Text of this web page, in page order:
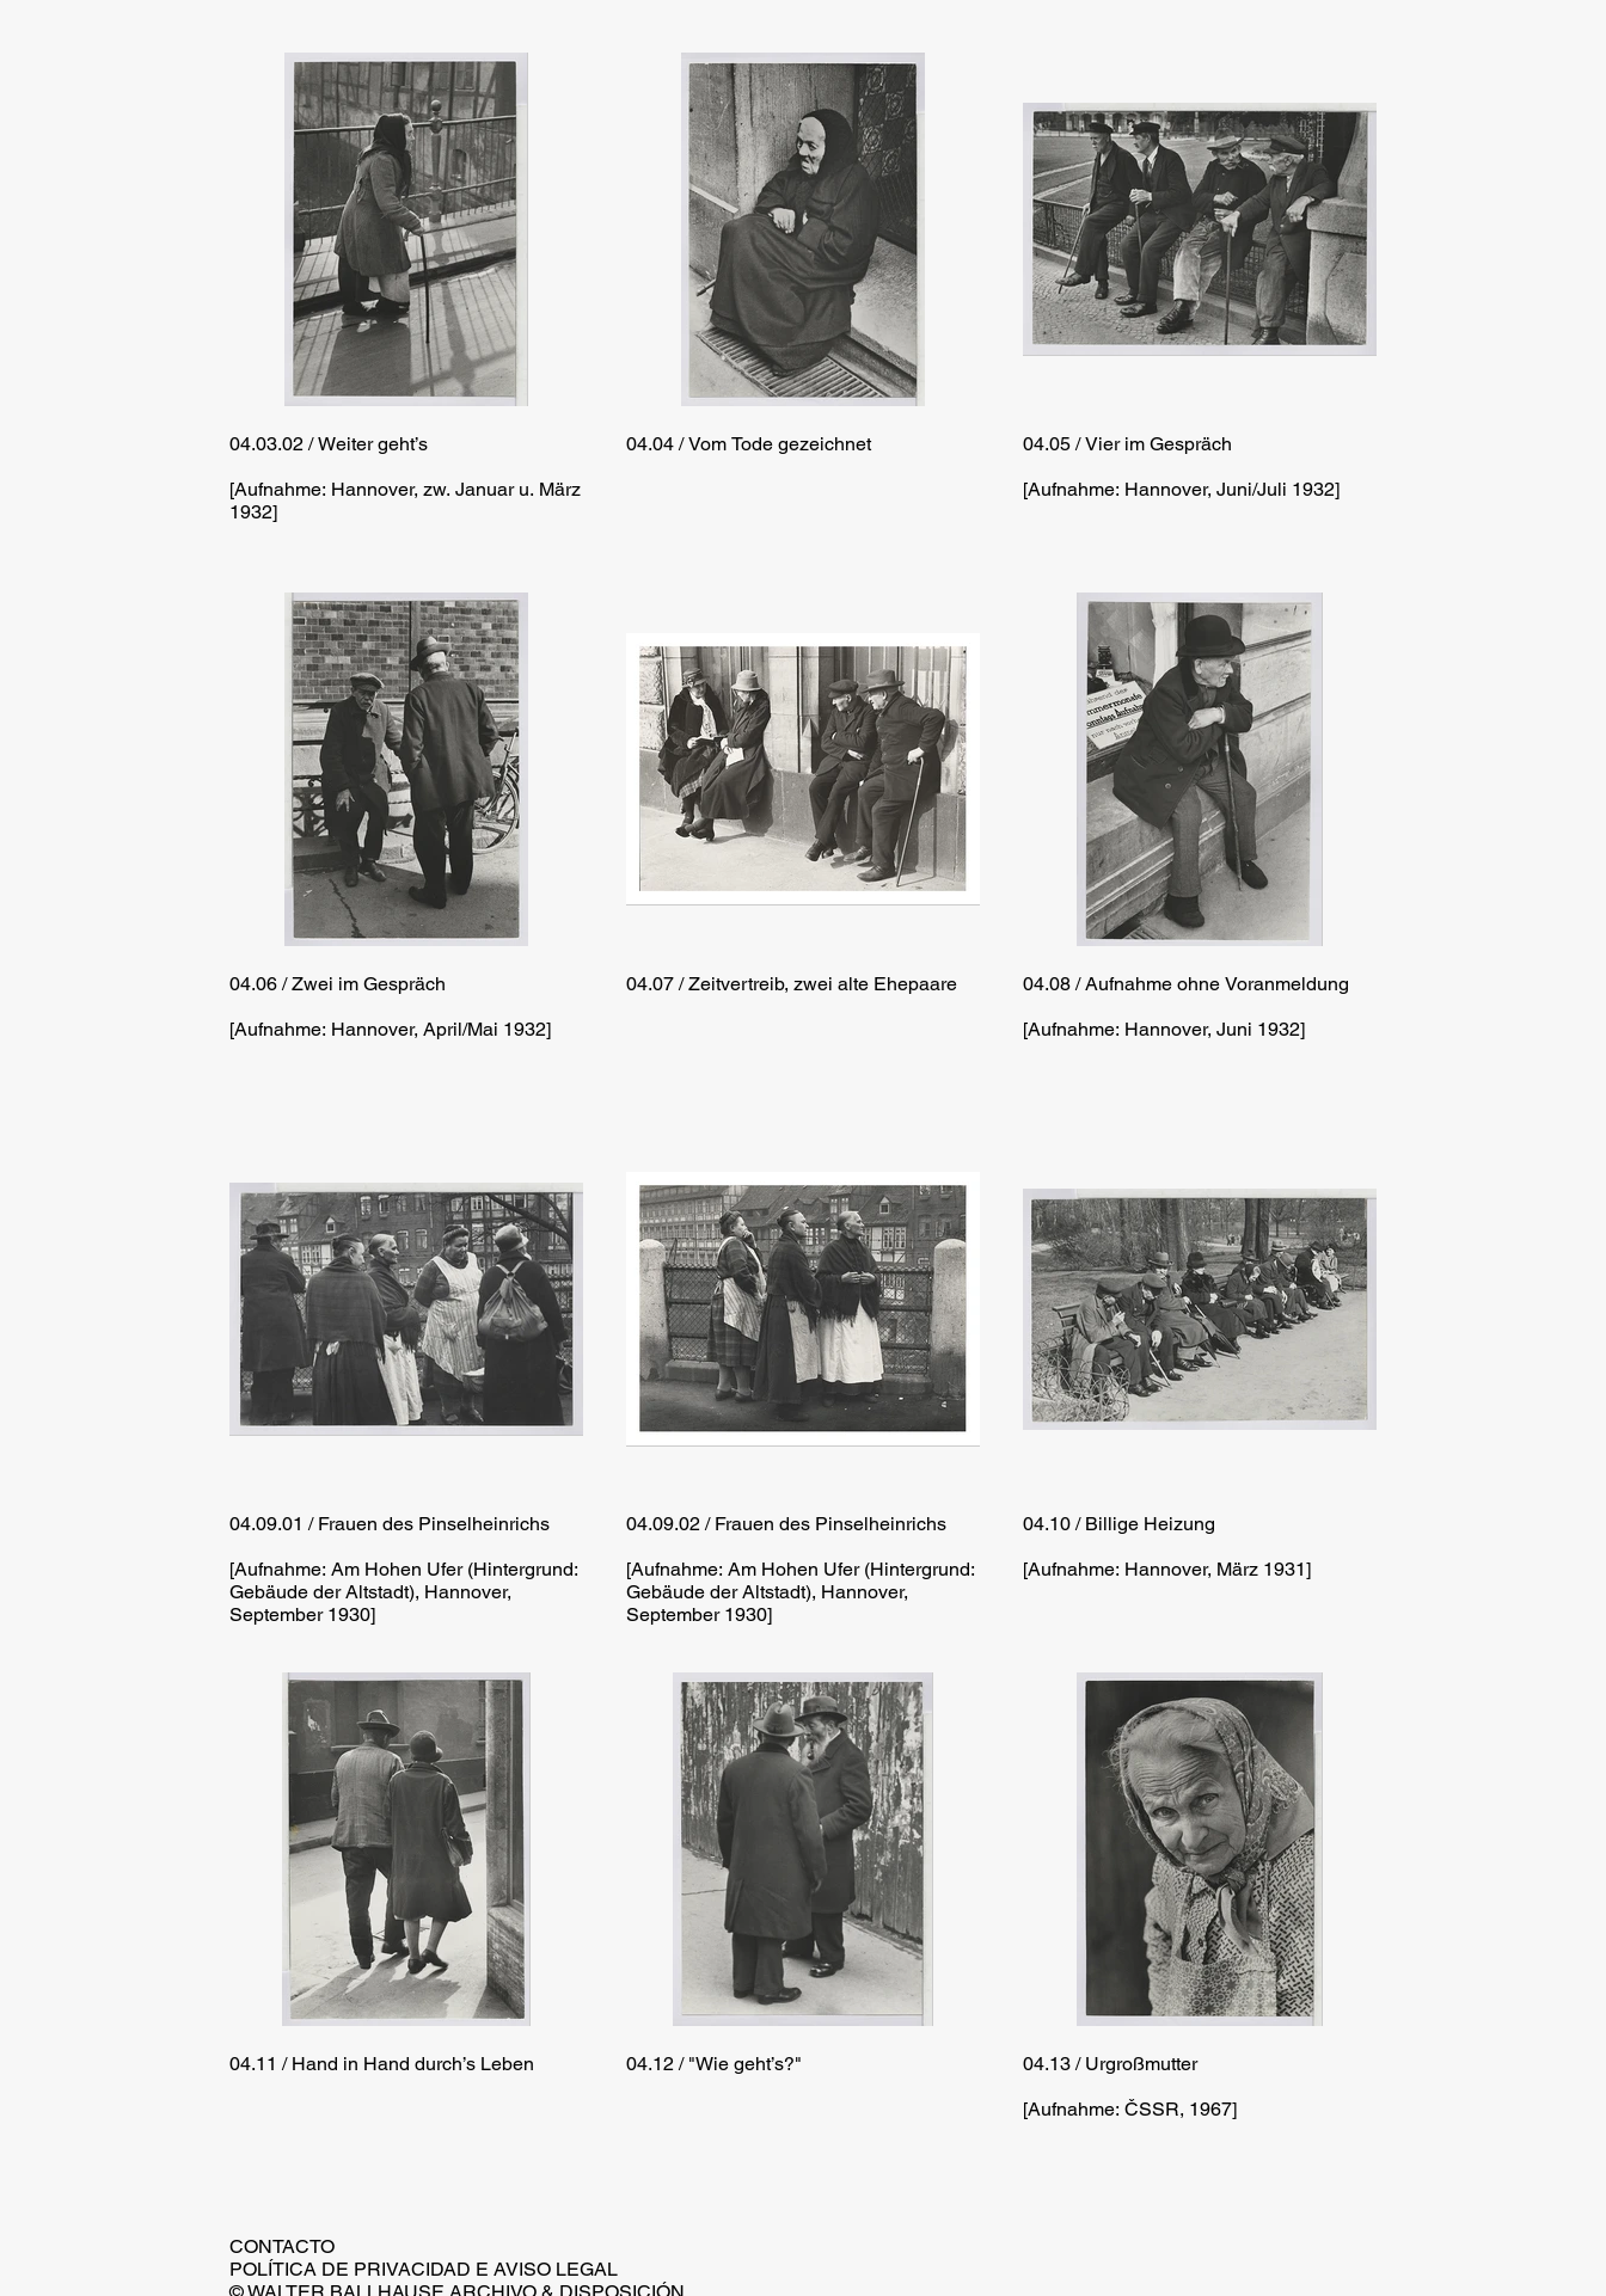
04.03.02 / Weiter geht’s
[Aufnahme: Hannover, zw. Januar u. März
1932]
04.04 / Vom Tode gezeichnet
04.05 / Vier im Gespräch
[Aufnahme: Hannover, Juni/Juli 1932]
04.06 / Zwei im Gespräch
[Aufnahme: Hannover, April/Mai 1932]
04.07 / Zeitvertreib, zwei alte Ehepaare
04.08 / Aufnahme ohne Voranmeldung
[Aufnahme: Hannover, Juni 1932]
04.09.01 / Frauen des Pinselheinrichs
[Aufnahme: Am Hohen Ufer (Hintergrund:
Gebäude der Altstadt), Hannover,
September 1930]
04.09.02 / Frauen des Pinselheinrichs
[Aufnahme: Am Hohen Ufer (Hintergrund:
Gebäude der Altstadt), Hannover,
September 1930]
04.10 / Billige Heizung
[Aufnahme: Hannover, März 1931]
04.11 / Hand in Hand durch’s Leben 04.12 / "Wie geht’s?"
04.13 / Urgroßmutter
[Aufnahme: ČSSR, 1967]
CONTACTO
POLÍTICA DE PRIVACIDAD E AVISO LEGAL